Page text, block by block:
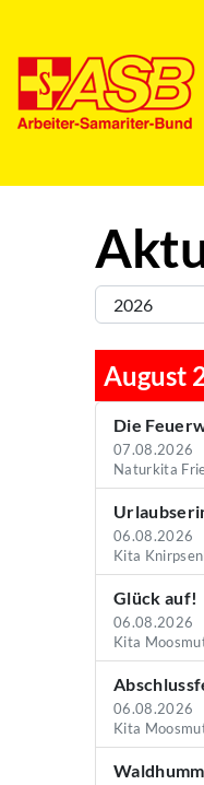
August
Die
07.08.2026
Naturkita
06.08.2026
Kita
Glück auf!
06.08.2026
Kita
06.08.2026
Kita